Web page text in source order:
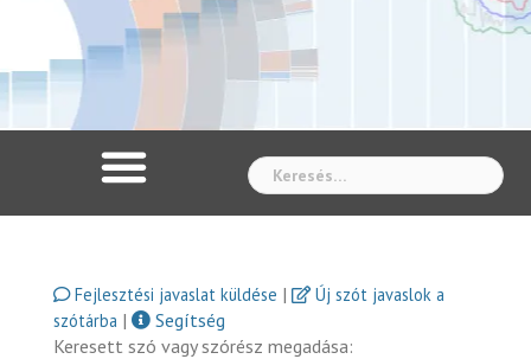
Fejlesztési javaslat küldése |
Új szót javaslok a
szótárba |
Segítség
Keresett szó vagy szórész megadása: